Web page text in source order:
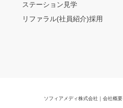
ステーション見学
リファラル(社員紹介)採用
ソフィアメディ株式会社 会社概要